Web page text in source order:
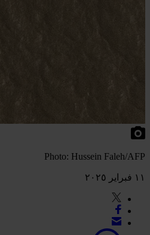
Photo: Hussein Faleh/AFP
١١ فبراير ٢٠٢٥